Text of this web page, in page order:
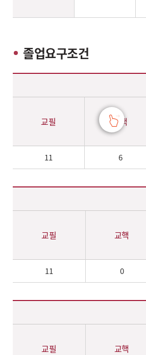
졸업요구조건
도시·환경·화학공학과 2015~2017년 입학자 졸업요구조건 – 교필, 교선, 전공, MSC, 자유선택, 총 정보 제공
교필 교핵
11 6
도시·환경·화학공학과 2018~2019년 입학자 졸업요구조건 – 교필, 교선, 전공, MSC, 자유선택, 총 정보 제공
교필 교핵
11 0
도시·환경·화학공학과 2020년 이후 입학자 졸업요구조건 – 교필, 교선, 전공, MSC, 자유선택, 총 정보 제공
교필 교핵